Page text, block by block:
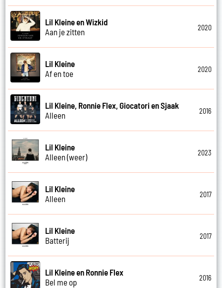
Lil Kleine en Wizkid
Aan je zitten
2020
Lil Kleine
Af en toe
2020
Lil Kleine, Ronnie Flex, Giocatori en Sjaak
Alleen
2016
Lil Kleine
Alleen (weer)
2023
Lil Kleine
Alleen
2017
Lil Kleine
Batterij
2017
Lil Kleine en Ronnie Flex
Bel me op
2016